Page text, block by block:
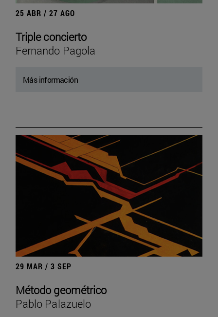
25 ABR / 27 AGO
Triple concierto
Fernando Pagola
Más información
29 MAR / 3 SEP
Método geométrico
Pablo Palazuelo